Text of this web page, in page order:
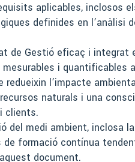
aplicables, inclosos
definides en l’anàlisi
de Gestió eficaç i integrat
i quantificables
redueixin l’impacte
naturals i una
clients.
del medi ambient, inclosa
de formació contínua
document.